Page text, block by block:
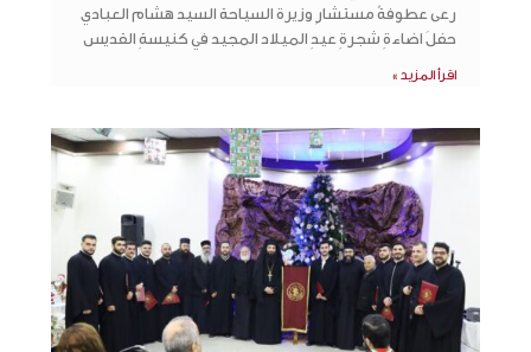
رعى عطوفةُ مستشارِ وزيرة السياحة السيد هشام العبادي
حفلَ اضاءةِ شجرةِ عيدِ الميلاد المجيد في كنيسةِ القديس
اقرأ المزيد »